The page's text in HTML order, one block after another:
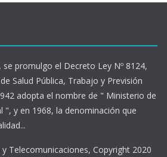
se promulgo el Decreto Ley Nº 8124,
Salud Pública, Trabajo y Previsión
adopta el nombre de " Ministerio de
", y en 1968, la denominación que
Telecomunicaciones, Copyright 2020